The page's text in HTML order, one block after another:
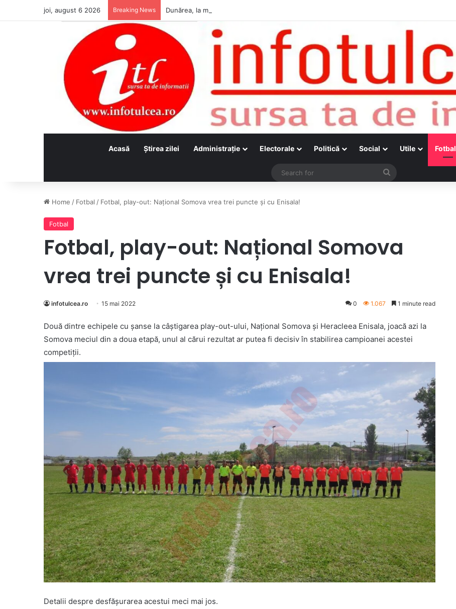
joi, august 6 2026 Breaking News
Acasă Ştirea zilei Administraţie Electorale Politică Social Utile Fotbal
Search
Home / Fotbal / Fotbal, play-out: Național Somova vrea trei puncte și cu Enisala!
Fotbal
Fotbal, play-out: Național Somova
vrea trei puncte și cu Enisala!
infotulcea.ro 15 mai 2022 0 1.067 1 minute read
Două dintre echipele cu șanse la câștigarea play-out-ului, Național Somova și Heracleea Enisala, joacă azi la
Somova meciul din a doua etapă, unul al cărui rezultat ar putea fi decisiv în stabilirea campioanei acestei
competiții.
Detalii despre desfășurarea acestui meci mai jos.